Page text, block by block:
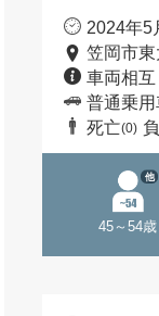
2024年5
笠岡市
車両相
普通乗用
死亡(0)
45～54歳
他